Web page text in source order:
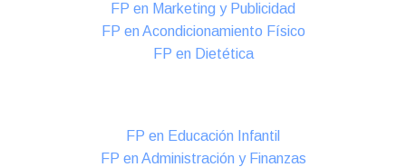
FP en Marketing y Publicidad
FP en Acondicionamiento Físico
FP en Dietética
FP en Educación Infantil
FP en Administración y Finanzas